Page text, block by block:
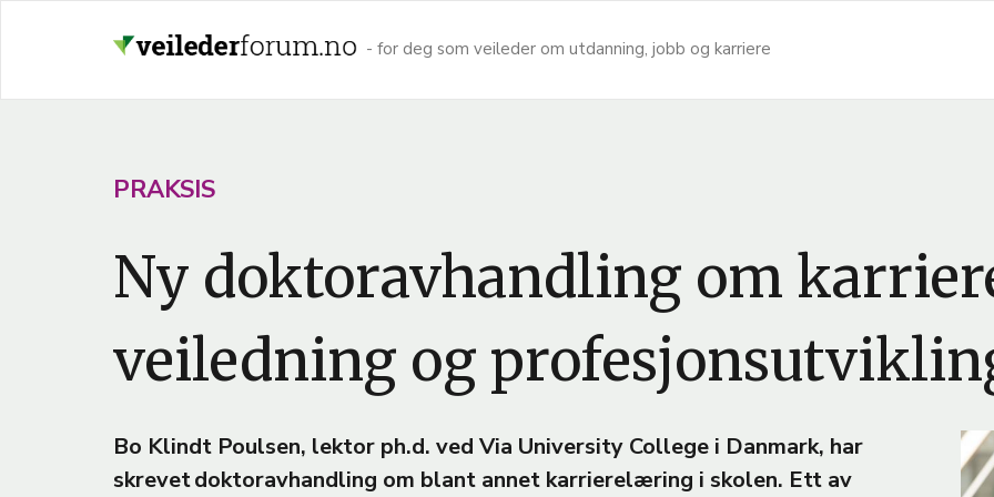
- for deg som veileder om utdanning, jobb og karriere
A
T
I
L
T
E
PRAKSIS
Ny doktoravhandling om
veiledning og
Bo Klindt Poulsen, lektor ph.d. ved Via University College i Danmark, har
skrevet doktoravhandling om blant annet karrierelæring i skolen. Ett av
B
i
l